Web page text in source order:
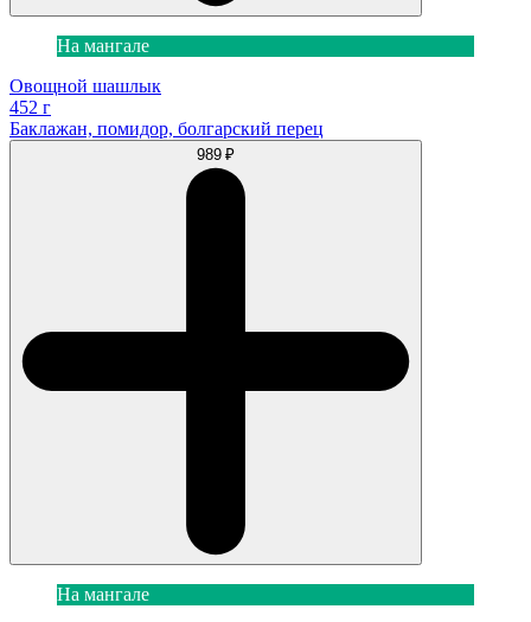
На мангале
Овощной шашлык
452 г
Баклажан, помидор, болгарский перец
989 ₽
На мангале